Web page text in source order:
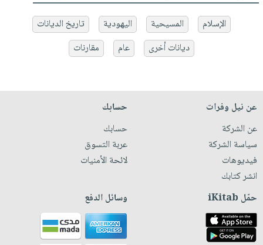
الإسلام المسيحية اليهودية
تاريخ الديانات
ديانات أخرى
عام مقارنات
عن نيل وفرات
عن الشركة
سياسة الشركة
فيديوهات
انشر كتابك
حسابك
حسابك
عربة التسوق
لائحة الأمنيات
حمّل iKitab وسائل الدفع